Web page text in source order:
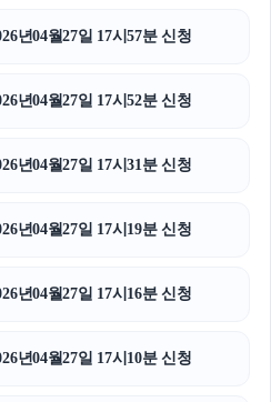
년04월27일 17시57분 신청
년04월27일 17시52분 신청
년04월27일 17시31분 신청
년04월27일 17시19분 신청
년04월27일 17시16분 신청
년04월27일 17시10분 신청